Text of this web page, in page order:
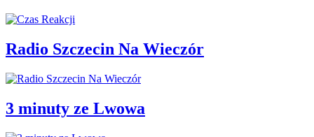
Radio Szczecin Na Wieczór
3 minuty ze Lwowa